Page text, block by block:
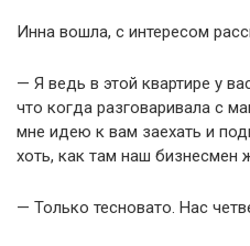
Инна вошла, с интересом
— Я ведь в этой квартире у
что когда разговаривала с
мне идею к вам заехать и
хоть, как там наш бизнесмен
— Только тесновато. Нас